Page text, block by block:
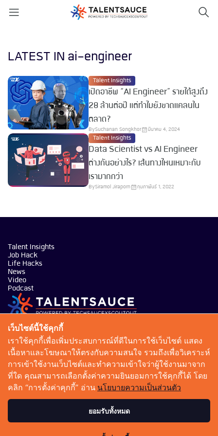
LATEST IN ai-engineer
Talent Insights
เปิดอาชีพ “AI Engineer” รายได้สูงถึง
28 ล้านต่อปี แต่ทำไมยังขาดแคลนใน
ตลาด?
BySuchanan Songkhor มีนาคม 4, 2024
Talent Insights
Data Scientist vs AI Engineer
ต่างกันอย่างไร? เส้นทางไหนเหมาะกับ
เรามากกว่า
BySiramol Jiraporn กุมภาพันธ์ 1, 2022
Talent Insights
Job Hack
Life Hacks
News
Video
Podcast
บริษัท เทคซอส มีเดีย จำกัด
101 ทรู ดิจิทัล พาร์ค อาคาร กริฟฟิน ชั้น 14 ห้อง 1401
ถนนสุขุมวิท แขวงบางจาก เขตพระโขนง กรุงเทพมหานคร
10260
talentsauce@techsauce.co
02-001-5375
เว็บไซต์นี้ใช้คุกกี้
เราใช้คุกกี้เพื่อเพิ่มประสบการณ์ที่ดีในการใช้เว็บไซต์ แสดง
เนื้อหาและโฆษณาให้ตรงกับความสนใจ รวมถึงเพื่อวิเคราะห์
การเข้าใช้งานเว็บไซต์และทำความเข้าใจว่าผู้ใช้งานมาจาก
ที่ใด คุณสามารถเลือกตั้งค่าความยินยอมการใช้คุกกี้ได้ โดย
คลิก “การตั้งค่าคุกกี้” อ่าน นโยบายความเป็นส่วนตัว
ยอมรับทั้งหมด